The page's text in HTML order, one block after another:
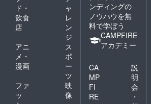
ド・
飲食
店
ャ
レ
ン
ジ
アニ
メ・
漫画
ス
ポ
ー
ツ
ファ
ッ
映
像
ンディングの
ノウハウを無
料で学ぼう
CAMPFIRE
アカデミー
CA
MP
FI
RE
説
明
会
・